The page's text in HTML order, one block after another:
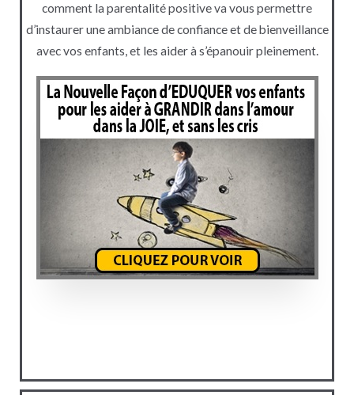
comment la parentalité positive va vous permettre
d’instaurer une ambiance de confiance et de bienveillance
avec vos enfants, et les aider à s’épanouir pleinement.